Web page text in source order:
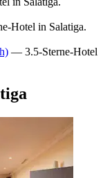
Hotel in Salatiga.
— 3.5-Sterne-Hotel